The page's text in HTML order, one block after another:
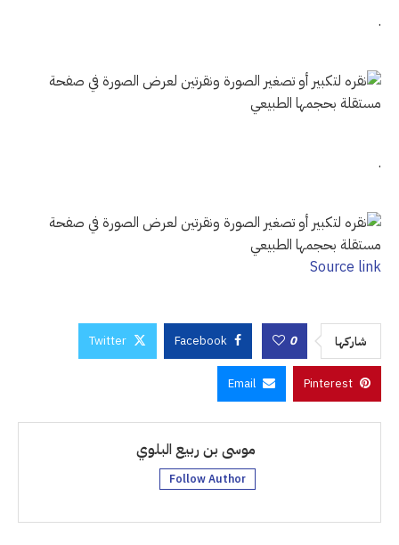
.
.
Source link
شاركها 0
Facebook
Twitter
Pinterest
Email
موسى بن ربيع البلوي
Follow Author